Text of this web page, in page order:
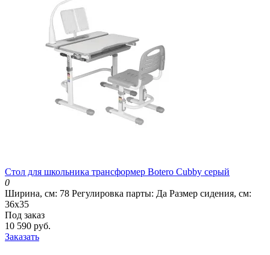
Стол для школьника трансформер Botero Cubby серый
0
Ширина, см: 78 Регулировка парты: Да Размер сидения, см:
36х35
Под заказ
10 590 руб.
Заказать